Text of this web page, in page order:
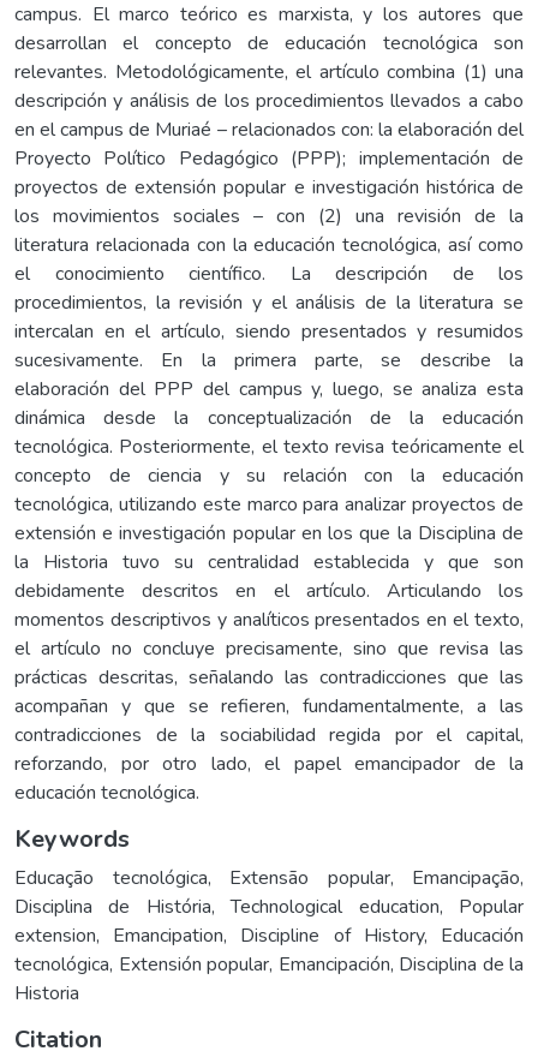
campus. El marco teórico es marxista, y los autores que
desarrollan el concepto de educación tecnológica son
relevantes. Metodológicamente, el artículo combina (1) una
descripción y análisis de los procedimientos llevados a cabo
en el campus de Muriaé – relacionados con: la elaboración del
Proyecto Político Pedagógico (PPP); implementación de
proyectos de extensión popular e investigación histórica de
los movimientos sociales – con (2) una revisión de la
literatura relacionada con la educación tecnológica, así como
el conocimiento científico. La descripción de los
procedimientos, la revisión y el análisis de la literatura se
intercalan en el artículo, siendo presentados y resumidos
sucesivamente. En la primera parte, se describe la
elaboración del PPP del campus y, luego, se analiza esta
dinámica desde la conceptualización de la educación
tecnológica. Posteriormente, el texto revisa teóricamente el
concepto de ciencia y su relación con la educación
tecnológica, utilizando este marco para analizar proyectos de
extensión e investigación popular en los que la Disciplina de
la Historia tuvo su centralidad establecida y que son
debidamente descritos en el artículo. Articulando los
momentos descriptivos y analíticos presentados en el texto,
el artículo no concluye precisamente, sino que revisa las
prácticas descritas, señalando las contradicciones que las
acompañan y que se refieren, fundamentalmente, a las
contradicciones de la sociabilidad regida por el capital,
reforzando, por otro lado, el papel emancipador de la
educación tecnológica.
Keywords
Educação tecnológica, Extensão popular, Emancipação,
Disciplina de História,Technological education, Popular
extension, Emancipation, Discipline of History, Educación
tecnológica, Extensión popular, Emancipación, Disciplina de la
Historia
Citation